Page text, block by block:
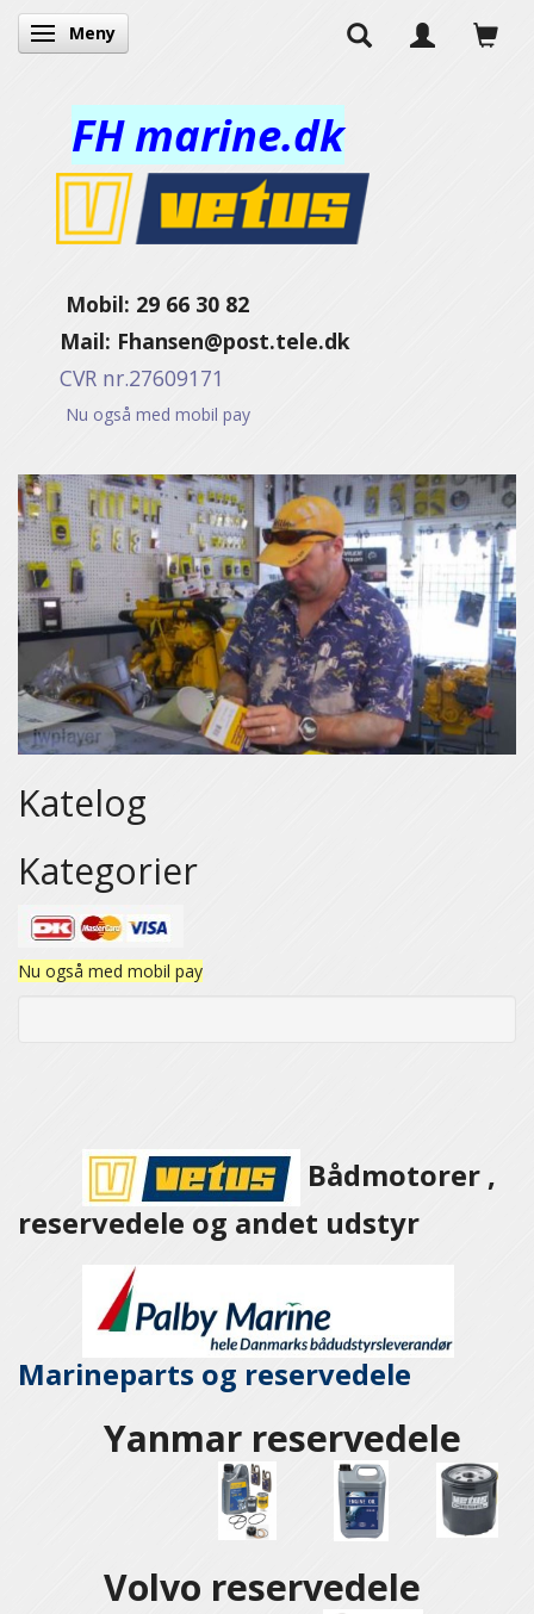
Veksle navigasjon
Meny
FH marine.dk
Mobil: 29 66 30 82
Mail: Fhansen@post.tele.dk
CVR nr.27609171
Nu også med mobil pay
Katelog
Kategorier
Nu også med mobil pay
Bådmotorer ,
reservedele og andet udstyr
Marineparts og reservedele
Yanmar reservedele
Volvo reservedele